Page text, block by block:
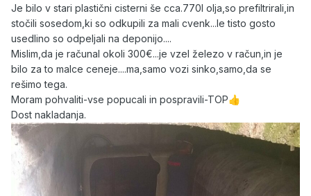
Je bilo v stari plastični cisterni še cca.770l olja,so prefiltrirali,in
stočili sosedom,ki so odkupili za mali cvenk...le tisto gosto
usedlino so odpeljali na deponijo....
Mislim,da je računal okoli 300€...je vzel železo v račun,in je
bilo za to malce ceneje....ma,samo vozi sinko,samo,da se
rešimo tega.
Moram pohvaliti-vse popucali in pospravili-TOP👍
Dost nakladanja.